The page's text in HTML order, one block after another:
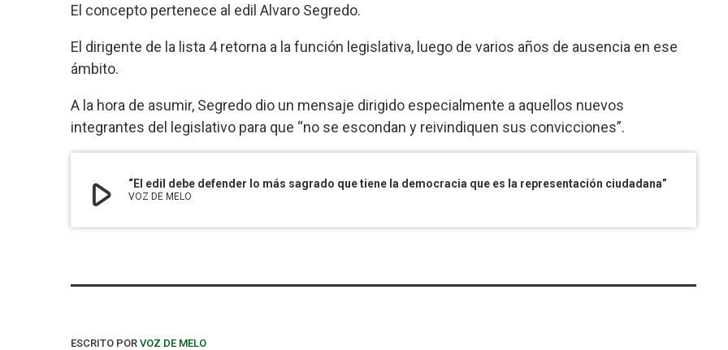
El concepto pertenece al edil Alvaro Segredo.
El dirigente de la lista 4 retorna a la función legislativa, luego de varios años de ausencia en ese
ámbito.
A la hora de asumir, Segredo dio un mensaje dirigido especialmente a aquellos nuevos
integrantes del legislativo para que “no se escondan y reivindiquen sus convicciones”.
play_arrow “El edil debe defender lo más sagrado que tiene la democracia que es la representación ciudadana”
VOZ DE MELO
ESCRITO POR VOZ DE MELO